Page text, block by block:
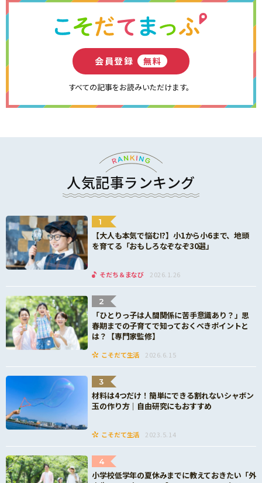
会員登録 無料
すべての記事をお読みいただけます。
人気記事ランキング
1
【大人も本気で悩む!?】小1から小6まで、地頭
を育てる「おもしろなぞなぞ30選」
そだち＆まなび 2026.1.26
2
「ひとりっ子は人間関係に苦手意識あり？」思
春期までの子育てで知っておくべきポイントと
は？【専門家監修】
こそだて生活 2026.6.15
3
材料は4つだけ！簡単にできる割れないシャボン
玉の作り方｜自由研究にもおすすめ
こそだて生活 2023.5.14
4
小学校低学年の夏休みまでに教えておきたい「外